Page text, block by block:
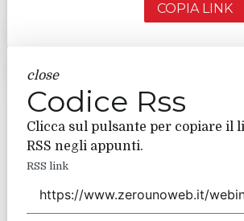
COPIA LINK
close
Codice Rss
Clicca sul pulsante per copiare il
RSS negli appunti.
RSS link